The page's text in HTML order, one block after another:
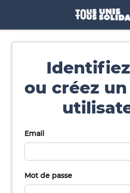
ou créez
Email
Mot de passe